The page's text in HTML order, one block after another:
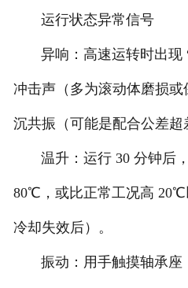
运行状态异常信号
异响：高速运转时出现 “
冲击声（多为滚动体磨损
沉共振（可能是配合公差超
温升：运行 30 分钟后，
80℃，或比正常工况高 20℃
冷却失效后）。
振动：用手触摸轴承座